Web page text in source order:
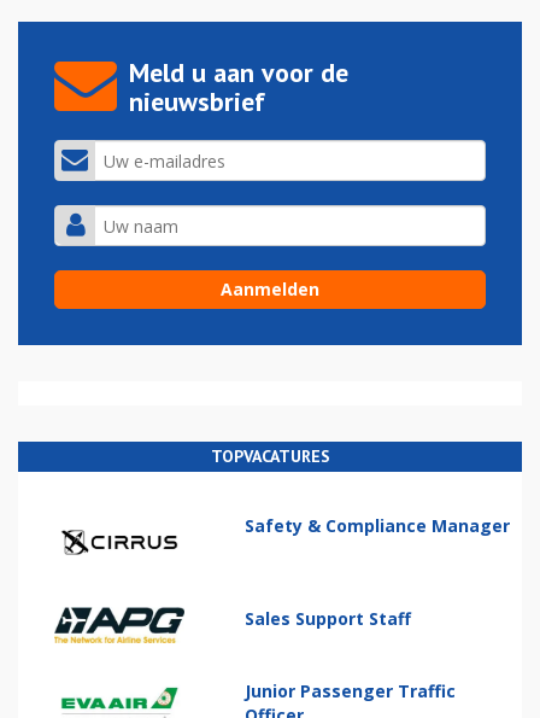
Meld u aan voor de
nieuwsbrief
TOPVACATURES
Safety & Compliance Manager
Sales Support Staff
Junior Passenger Traffic